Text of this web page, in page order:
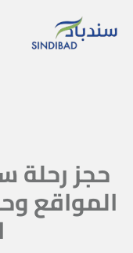
المواقع